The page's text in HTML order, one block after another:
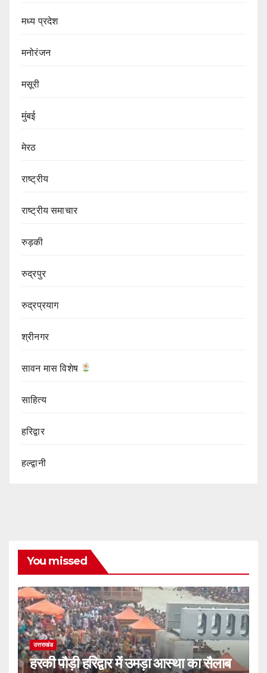
मध्य प्रदेश
मनोरंजन
मसूरी
मुंबई
मेरठ
राष्ट्रीय
राष्ट्रीय समाचार
रुड़की
रुद्रपुर
रुद्रप्रयाग
श्रीनगर
सावन मास विशेष
साहित्य
हरिद्वार
हल्द्वानी
You missed
उत्तराखंड
हरकी पौड़ी हरिद्वार में उमड़ा आस्था का सैलाब